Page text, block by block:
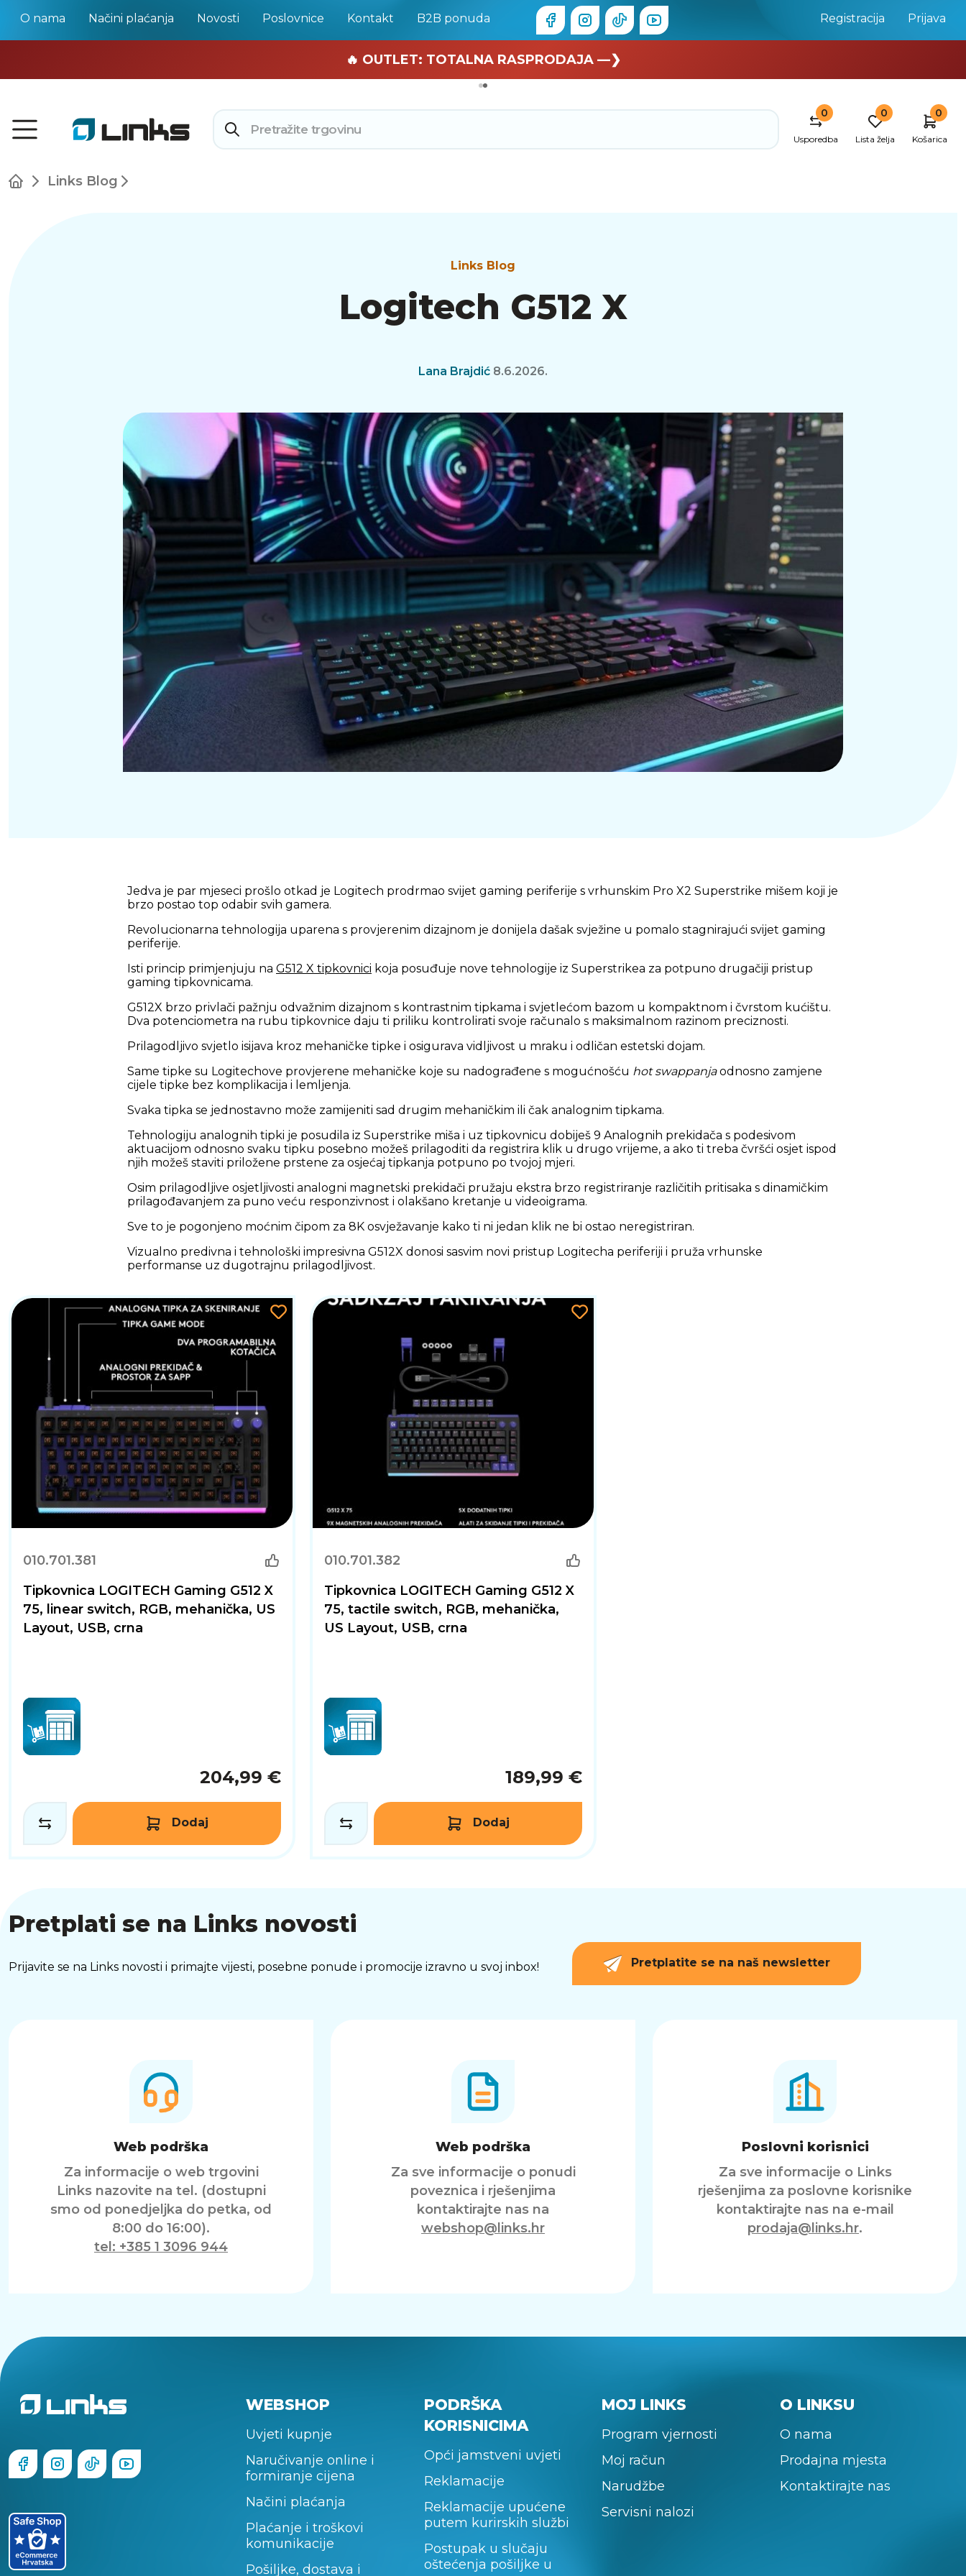
O nama Načini plaćanja Novosti Poslovnice Kontakt B2B ponuda Registracija Prijava
🏄 Zaslužuješ odmor —❯
🔥 OUTLET: TOTALNA RASPRODAJA —❯
0
Usporedba
0
Lista želja
0
Košarica
Links Blog
Links Blog
Logitech G512 X
Lana Brajdić 8.6.2026.
Jedva je par mjeseci prošlo otkad je Logitech prodrmao svijet gaming periferije s vrhunskim Pro X2 Superstrike mišem koji je
brzo postao top odabir svih gamera.
Revolucionarna tehnologija uparena s provjerenim dizajnom je donijela dašak svježine u pomalo stagnirajući svijet gaming
periferije.
Isti princip primjenjuju na G512 X tipkovnici koja posuđuje nove tehnologije iz Superstrikea za potpuno drugačiji pristup
gaming tipkovnicama.
G512X brzo privlači pažnju odvažnim dizajnom s kontrastnim tipkama i svjetlećom bazom u kompaktnom i čvrstom kućištu.
Dva potenciometra na rubu tipkovnice daju ti priliku kontrolirati svoje računalo s maksimalnom razinom preciznosti.
Prilagodljivo svjetlo isijava kroz mehaničke tipke i osigurava vidljivost u mraku i odličan estetski dojam.
Same tipke su Logitechove provjerene mehaničke koje su nadograđene s mogućnošću hot swappanjaodnosno zamjene
cijele tipke bez komplikacija i lemljenja.
Svaka tipka se jednostavno može zamijeniti sad drugim mehaničkim ili čak analognim tipkama.
Tehnologiju analognih tipki je posudila iz Superstrike miša i uz tipkovnicu dobiješ 9 Analognih prekidača s podesivom
aktuacijom odnosno svaku tipku posebno možeš prilagoditi da registrira klik u drugo vrijeme, a ako ti treba čvršći osjet ispod
njih možeš staviti priložene prstene za osjećaj tipkanja potpuno po tvojoj mjeri.
Osim prilagodljive osjetljivosti analogni magnetski prekidači pružaju ekstra brzo registriranje različitih pritisaka s dinamičkim
prilagođavanjem za puno veću responzivnost i olakšano kretanje u videoigrama.
Sve to je pogonjeno moćnim čipom za 8K osvježavanje kako ti ni jedan klik ne bi ostao neregistriran.
Vizualno predivna i tehnološki impresivna G512X donosi sasvim novi pristup Logitecha periferiji i pruža vrhunske
performanse uz dugotrajnu prilagodljivost.
010.701.381
Tipkovnica LOGITECH Gaming G512 X
75, linear switch, RGB, mehanička, US
Layout, USB, crna
204,99 €
Dodaj
010.701.382
Tipkovnica LOGITECH Gaming G512 X
75, tactile switch, RGB, mehanička,
US Layout, USB, crna
189,99 €
Dodaj
Pretplati se na Links novosti
Prijavite se na Links novosti i primajte vijesti, posebne ponude i promocije izravno u svoj inbox! Pretplatite se na naš newsletter
Web podrška
Za informacije o web trgovini
Links nazovite na tel. (dostupni
smo od ponedjeljka do petka, od
8:00 do 16:00).
tel: +385 1 3096 944
Web podrška
Za sve informacije o ponudi
poveznica i rješenjima
kontaktirajte nas na
webshop@links.hr
Poslovni korisnici
Za sve informacije o Links
rješenjima za poslovne korisnike
kontaktirajte nas na e-mail
prodaja@links.hr.
WEBSHOP
Uvjeti kupnje
Naručivanje online i
formiranje cijena
Načini plaćanja
Plaćanje i troškovi
komunikacije
Pošiljke, dostava i
PODRŠKA
KORISNICIMA
Opći jamstveni uvjeti
Reklamacije
Reklamacije upućene
putem kurirskih službi
Postupak u slučaju
oštećenja pošiljke u
MOJ LINKS
Program vjernosti
Moj račun
Narudžbe
Servisni nalozi
O LINKSU
O nama
Prodajna mjesta
Kontaktirajte nas